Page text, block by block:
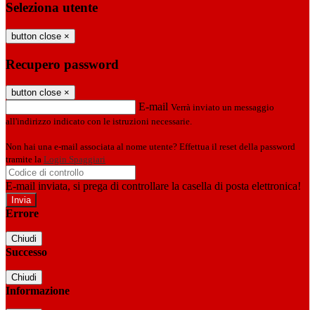
Seleziona utente
button close ×
Recupero password
button close ×
E-mail Verrà inviato un messaggio
all'indirizzo indicato con le istruzioni necessarie.
Non hai una e-mail associata al nome utente? Effettua il reset della password
tramite la Login Spaggiari
E-mail inviata, si prega di controllare la casella di posta elettronica!
Errore
Chiudi
Successo
Chiudi
Informazione